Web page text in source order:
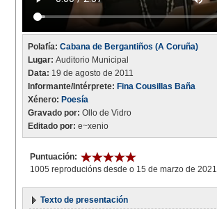
Polafía: Cabana de Bergantiños (A Coruña)
Lugar: Auditorio Municipal
Data: 19 de agosto de 2011
Informante/Intérprete: Fina Cousillas Baña
Xénero: Poesía
Gravado por: Ollo de Vidro
Editado por: e~xenio
Puntuación:
1005 reproducións desde o 15 de marzo de 2021
Texto de presentación